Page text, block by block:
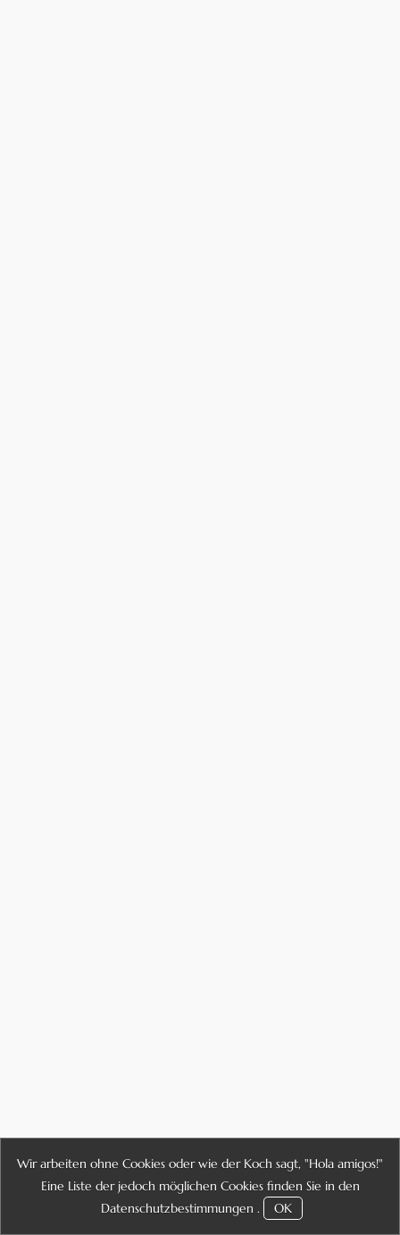
Wir arbeiten ohne Cookies oder wie der Koch sagt, "Hola amigos!"
Eine Liste der jedoch möglichen Cookies finden Sie in den
Datenschutzbestimmungen . OK